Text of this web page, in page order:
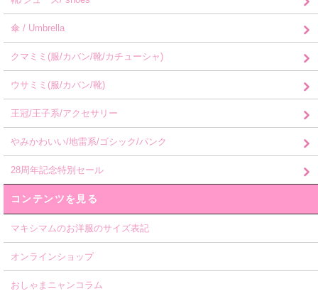
傘 / Umbrella
クマミミ(服/カバン/靴/カチューシャ)
ウサミミ(服/カバン/靴)
王冠/王子系/アクセサリー
やみかわいい/地雷系/ゴシック/パンク
28周年記念特別セール
コンテンツを見る
マキシマムのお洋服のサイズ表記
オンラインショップ
おしゃまニャンコラム